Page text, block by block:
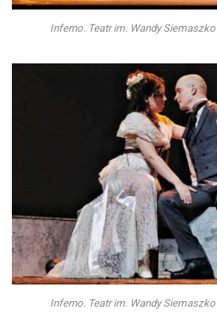
Inferno. Teatr im. Wandy
Inferno. Teatr im. Wandy